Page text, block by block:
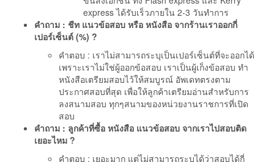
express ได้รับเร็วภายใน 2-3 วันทำการ
คำถาม : ชีท แนวข้อสอบ หรือ หนังสือ จากร้านเราออกกี่
เปอร์เซ็นต์ (%) ?
คำตอบ : เราไม่สามารถระบุเป็นเปอร์เซ็นต์ที่จะออกได้
เพราะเราไม่ใช่ผู้ออกข้อสอบ เราเป็นผู้เก็งข้อสอบ ทำ
หนังสือเตรียมสอบไว้ให้สมบูรณ์ อัพเดทตรงตาม
ประกาศสอบที่สุด เพื่อให้ลูกค้าเตรียมอ่านสำหรับการ
ลงสนามสอบ ทุกๆสนามของหน่วยงานราชการที่เปิด
สอบ
คำถาม : ลูกค้าที่ซื้อ หนังสือ แนวข้อสอบ จากเราไปสอบติด
เยอะไหม ?
คำตอบ : เยอะมาก แต่ไม่สามารถระบุได้ว่าสอบได้กี่